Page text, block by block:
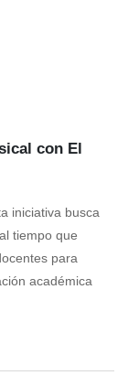
con El
iniciativa busca
tiempo que
para
académica